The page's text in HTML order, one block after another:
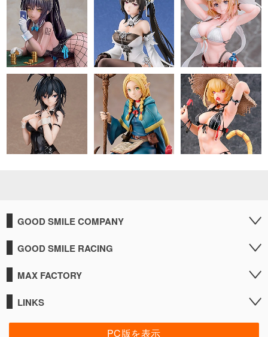
GOOD SMILE COMPANY
GOOD SMILE RACING
MAX FACTORY
LINKS
PC版を表示